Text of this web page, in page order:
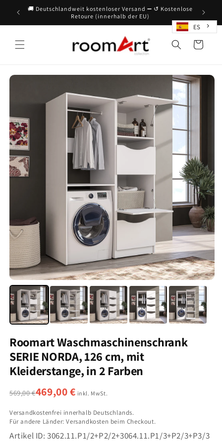
Directamente
al contenido
🚚 Deutschlandweit kostenloser Versand ➖ ↺ Kostenlose
Retoure (innerhalb der EU)
ES
Cesta
de la
Roomart Waschmaschinenschrank
SERIE NORDA, 126 cm, mit
Kleiderstange, in 2 Farben
569,00 €469,00 € inkl. MwSt.
Versandkostenfrei innerhalb Deutschlands.
Für andere Länder: Versandkosten beim Checkout.
Artikel ID: 3062.11.P1/2+P2/2+3064.11.P1/3+P2/3+P3/3